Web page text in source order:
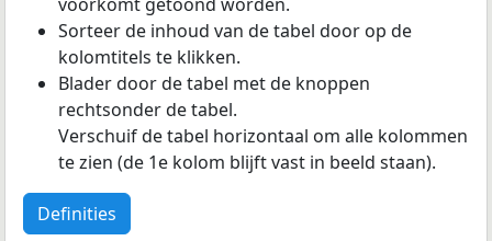
Sorteer de inhoud van de tabel door op de
kolomtitels te klikken.
Blader door de tabel met de knoppen
rechtsonder de tabel.
Verschuif de tabel horizontaal om alle kolommen
te zien (de 1e kolom blijft vast in beeld staan).
Definities